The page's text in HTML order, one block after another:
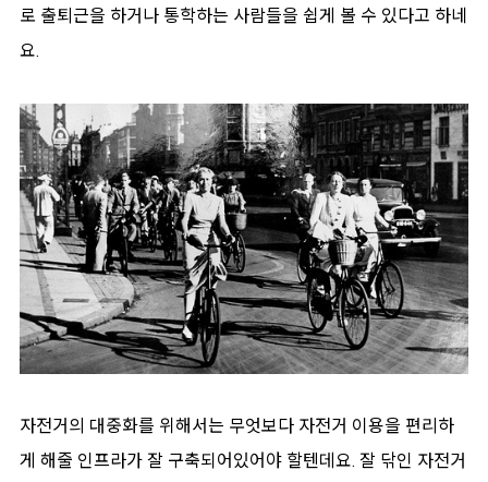
로 출퇴근을 하거나 통학하는 사람들을 쉽게 볼 수 있다고 하네
요.
자전거의 대중화를 위해서는 무엇보다 자전거 이용을 편리하
게 해줄 인프라가 잘 구축되어있어야 할텐데요. 잘 닦인 자전거